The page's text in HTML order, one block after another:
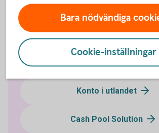
Koncernkonto
Penningmarknadskonto
Konto i utlandet
Cash Pool Solution
Bara nödvändiga
Cookie-inställningar